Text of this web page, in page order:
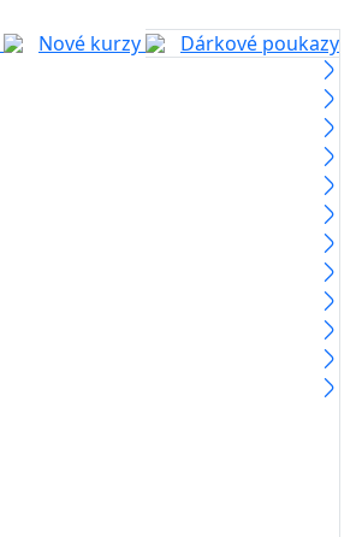
Nové kurzy
Dárkové poukazy